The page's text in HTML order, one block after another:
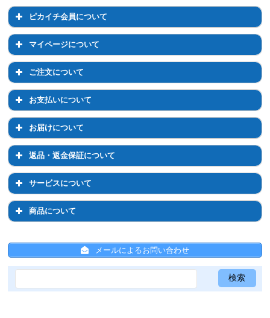
ピカイチ会員について
ピカイチ会員について
会員登録について
退会について
マイページについて
マイページについて
マイページでのお手続き
ログイン・パスワードについて
登録情報の変更
ご注文について
ご注文について
注文前のご相談について
通常購入について
定期コースについて
配送について
ひと箱割について
ひかりちゃんシールについて
お支払いについて
お支払いについて
お支払い方法について
お支払い方法の変更について
お届けについて
お届けについて
お届け先の変更について
お届け日時・周期の変更
返品・返金保証について
返品・返金保証について
返品について
サービスについて
サービスについて
ひと箱割について
商品について
スキンケア全般について
メールによるお問い合わせ